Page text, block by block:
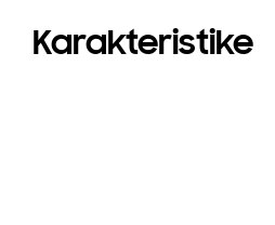
Karakteristike